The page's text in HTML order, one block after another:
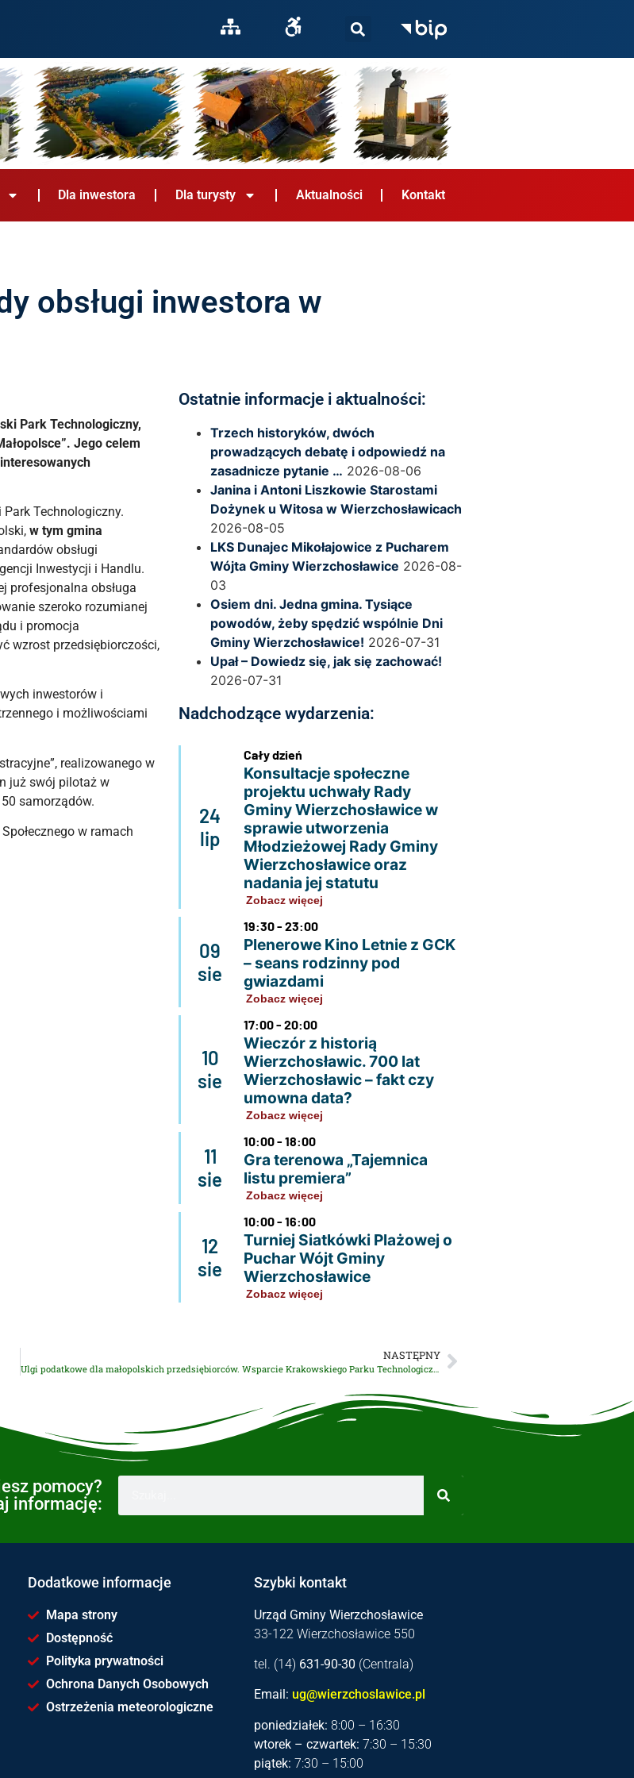
Dla inwestora Dla turysty Aktualności Kontakt
obsługi inwestora w
Park Technologiczny,
Jego celem
Technologiczny.
w tym gmina
obsługi
Inwestycji i Handlu.
profesjonalna obsługa
szeroko rozumianej
i promocja
wzrost przedsiębiorczości,
inwestorów i
i możliwościami
realizowanego w
już swój pilotaż w
samorządów.
w ramach
Ostatnie informacje i aktualności:
Trzech historyków, dwóch
prowadzących debatę i odpowiedź na
zasadnicze pytanie … 2026-08-06
Janina i Antoni Liszkowie Starostami
Dożynek u Witosa w Wierzchosławicach
2026-08-05
LKS Dunajec Mikołajowice z Pucharem
Wójta Gminy Wierzchosławice 2026-08-
03
Osiem dni. Jedna gmina. Tysiące
powodów, żeby spędzić wspólnie Dni
Gminy Wierzchosławice! 2026-07-31
Upał – Dowiedz się, jak się zachować!
2026-07-31
Nadchodzące wydarzenia:
24
lip
Cały dzień
Konsultacje społeczne
projektu uchwały Rady
Gminy Wierzchosławice w
sprawie utworzenia
Młodzieżowej Rady Gminy
Wierzchosławice oraz
nadania jej statutu
Zobacz więcej
09
sie
19:30 - 23:00
Plenerowe Kino Letnie z GCK
– seans rodzinny pod
gwiazdami
Zobacz więcej
10
sie
17:00 - 20:00
Wieczór z historią
Wierzchosławic. 700 lat
Wierzchosławic – fakt czy
umowna data?
Zobacz więcej
11
sie
10:00 - 18:00
Gra terenowa „Tajemnica
listu premiera”
Zobacz więcej
12
sie
10:00 - 16:00
Turniej Siatkówki Plażowej o
Puchar Wójt Gminy
Wierzchosławice
Zobacz więcej
NASTĘPNY
Ulgi podatkowe dla małopolskich przedsiębiorców. Wsparcie Krakowskiego Parku Technologicznego dla firm
pomocy?
informację:
Dodatkowe informacje
Mapa strony
Dostępność
Polityka prywatności
Ochrona Danych Osobowych
Ostrzeżenia meteorologiczne
Szybki kontakt
Urząd Gminy Wierzchosławice
33-122 Wierzchosławice 550
tel. (14) 631-90-30 (Centrala)
Email: ug@wierzchoslawice.pl
poniedziałek: 8:00 – 16:30
wtorek – czwartek: 7:30 – 15:30
piątek: 7:30 – 15:00